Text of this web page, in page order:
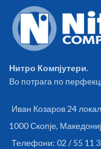
Нитро Компјутери.
Во потрага по
Иван Козаров 24
1000 Скопје,
Телефони: 02 / 55 11